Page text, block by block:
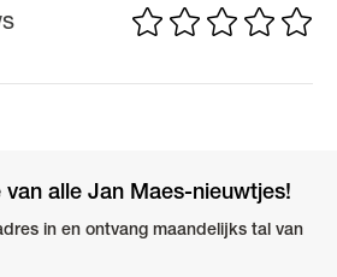
alle Jan Maes-nieuwtjes!
in en ontvang maandelijks tal van